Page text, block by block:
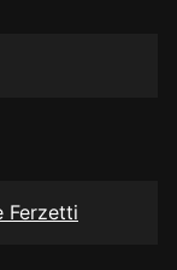
Ferzetti